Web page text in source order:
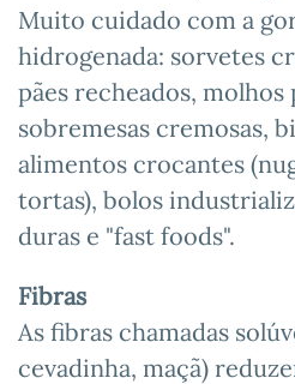
Muito cuidado com a
hidrogenada: sorvetes
pães recheados, molhos
sobremesas cremosas,
alimentos crocantes
tortas), bolos
duras e "fast foods".
Fibras
As fibras chamadas
cevadinha, maçã)